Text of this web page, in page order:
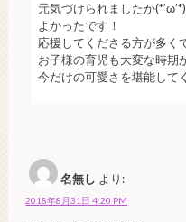
元気づけられましたか(*’ω’*)
よかったです！
応援してくださる方が多く
お子様の育児も大変な時期
今だけの可愛さを堪能して
名無し より:
2018年8月31日 4:20 PM